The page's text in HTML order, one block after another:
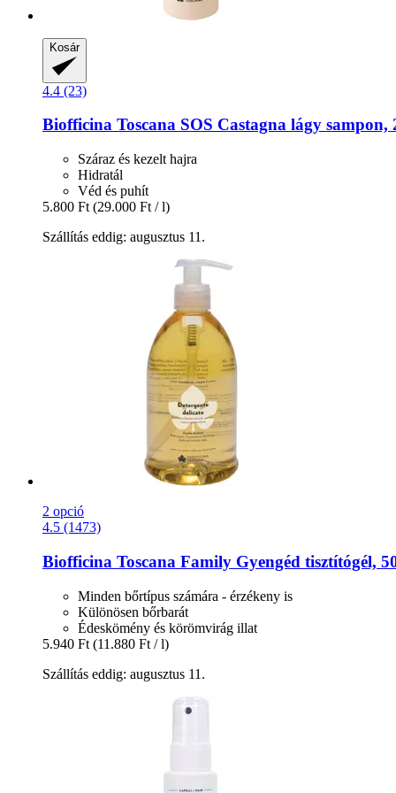
Kosár
4.4 (23)
Biofficina Toscana SOS Castagna lágy sampon,
Száraz és kezelt hajra
Hidratál
Véd és puhít
5.800 Ft (29.000 Ft / l)
Szállítás eddig: augusztus 11.
2 opció
4.5 (1473)
Biofficina Toscana Family Gyengéd tisztítógél,
Minden bőrtípus számára - érzékeny is
Különösen bőrbarát
Édeskömény és körömvirág illat
5.940 Ft (11.880 Ft / l)
Szállítás eddig: augusztus 11.